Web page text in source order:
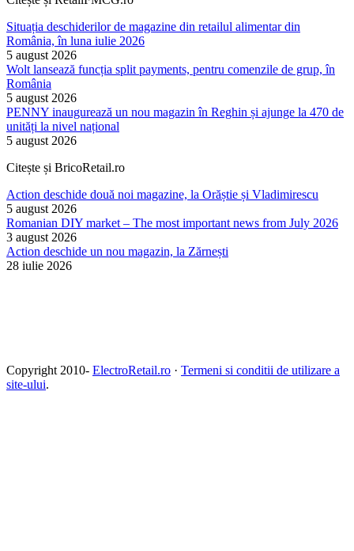
Situația deschiderilor de magazine din retailul alimentar din
România, în luna iulie 2026
5 august 2026
Wolt lansează funcția split payments, pentru comenzile de grup, în
România
5 august 2026
PENNY inaugurează un nou magazin în Reghin și ajunge la 470 de
unități la nivel național
5 august 2026
Citește și BricoRetail.ro
Action deschide două noi magazine, la Orăștie și Vladimirescu
5 august 2026
Romanian DIY market – The most important news from July 2026
3 august 2026
Action deschide un nou magazin, la Zărnești
28 iulie 2026
Copyright 2010- ElectroRetail.ro · Termeni si conditii de utilizare a
site-ului.